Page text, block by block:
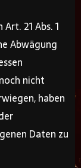
21 Abs. 1
Abwägung
nicht
haben
Daten zu